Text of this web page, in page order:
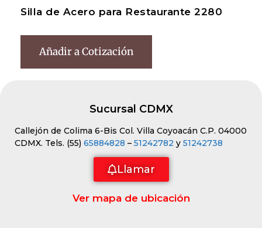
Silla de Acero para Restaurante 2280
Añadir a Cotización
Sucursal CDMX
Callejón de Colima 6-Bis Col. Villa Coyoacán C.P. 04000
CDMX. Tels. (55) 65884828 – 51242782 y 51242738
Llamar
Ver mapa de ubicación